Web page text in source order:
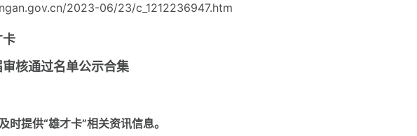
2023-06/23/c_1212236947.htm
卡
核通过名单公示合集
时提供“雄才卡”相关资讯信息。